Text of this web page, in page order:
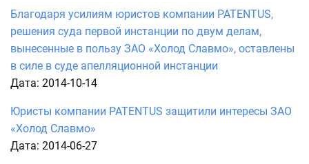
Благодаря усилиям юристов компании PATENTUS,
решения суда первой инстанции по двум делам,
вынесенные в пользу ЗАО «Холод Славмо», оставлены
в силе в суде апелляционной инстанции
Дата: 2014-10-14
Юристы компании PATENTUS защитили интересы ЗАО
«Холод Славмо»
Дата: 2014-06-27